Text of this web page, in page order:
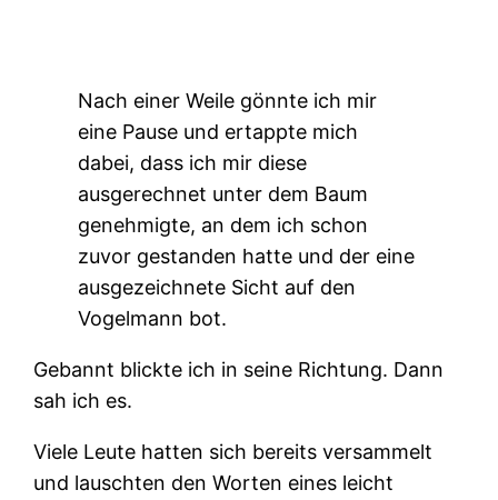
Nach einer Weile gönnte ich mir
eine Pause und ertappte mich
dabei, dass ich mir diese
ausgerechnet unter dem Baum
genehmigte, an dem ich schon
zuvor gestanden hatte und der eine
ausgezeichnete Sicht auf den
Vogelmann bot.
Gebannt blickte ich in seine Richtung. Dann
sah ich es.
Viele Leute hatten sich bereits versammelt
und lauschten den Worten eines leicht